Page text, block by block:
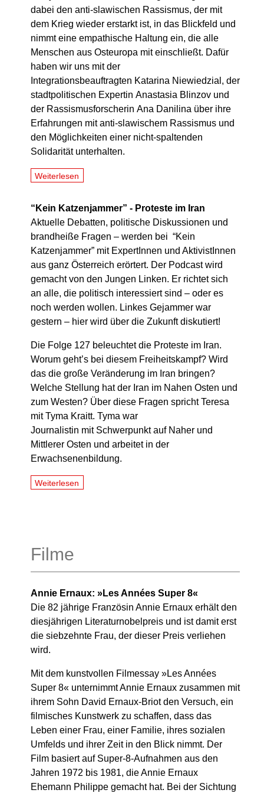
dabei den anti-slawischen Rassismus, der mit
dem Krieg wieder erstarkt ist, in das Blickfeld und
nimmt eine empathische Haltung ein, die alle
Menschen aus Osteuropa mit einschließt. Dafür
haben wir uns mit der
Integrationsbeauftragten Katarina Niewiedzial, der
stadtpolitischen Expertin Anastasia Blinzov und
der Rassismusforscherin Ana Danilina über ihre
Erfahrungen mit anti-slawischem Rassismus und
den Möglichkeiten einer nicht-spaltenden
Solidarität unterhalten.
Weiterlesen
“Kein Katzenjammer” - Proteste im Iran
Aktuelle Debatten, politische Diskussionen und
brandheiße Fragen – werden bei “Kein
Katzenjammer” mit ExpertInnen und AktivistInnen
aus ganz Österreich erörtert. Der Podcast wird
gemacht von den Jungen Linken. Er richtet sich
an alle, die politisch interessiert sind – oder es
noch werden wollen. Linkes Gejammer war
gestern – hier wird über die Zukunft diskutiert!
Die Folge 127 beleuchtet die Proteste im Iran.
Worum geht’s bei diesem Freiheitskampf? Wird
das die große Veränderung im Iran bringen?
Welche Stellung hat der Iran im Nahen Osten und
zum Westen? Über diese Fragen spricht Teresa
mit Tyma Kraitt. Tyma war
Journalistin mit Schwerpunkt auf Naher und
Mittlerer Osten und arbeitet in der
Erwachsenenbildung.
Weiterlesen
Filme
Annie Ernaux: »Les Années Super 8«
Die 82 jährige Französin Annie Ernaux erhält den
diesjährigen Literaturnobelpreis und ist damit erst
die siebzehnte Frau, der dieser Preis verliehen
wird.
Mit dem kunstvollen Filmessay »Les Années
Super 8« unternimmt Annie Ernaux zusammen mit
ihrem Sohn David Ernaux-Briot den Versuch, ein
filmisches Kunstwerk zu schaffen, dass das
Leben einer Frau, einer Familie, ihres sozialen
Umfelds und ihrer Zeit in den Blick nimmt. Der
Film basiert auf Super-8-Aufnahmen aus den
Jahren 1972 bis 1981, die Annie Ernaux
Ehemann Philippe gemacht hat. Bei der Sichtung